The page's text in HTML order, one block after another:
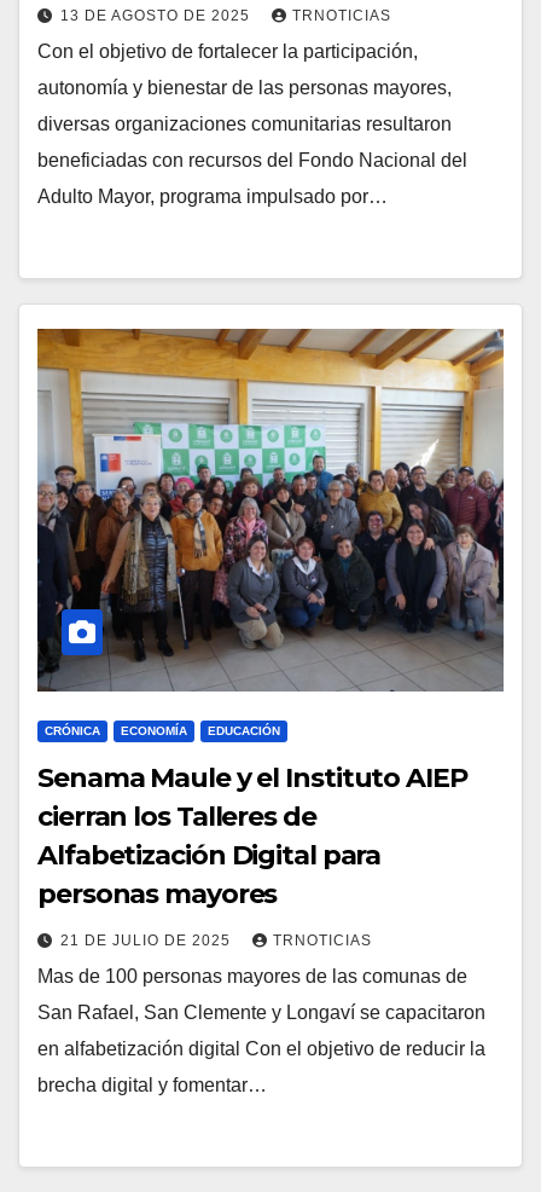
13 DE AGOSTO DE 2025 TRNOTICIAS
Con el objetivo de fortalecer la participación,
autonomía y bienestar de las personas mayores,
diversas organizaciones comunitarias resultaron
beneficiadas con recursos del Fondo Nacional del
Adulto Mayor, programa impulsado por…
CRÓNICA ECONOMÍA EDUCACIÓN
Senama Maule y el Instituto AIEP
cierran los Talleres de
Alfabetización Digital para
personas mayores
21 DE JULIO DE 2025 TRNOTICIAS
Mas de 100 personas mayores de las comunas de
San Rafael, San Clemente y Longaví se capacitaron
en alfabetización digital Con el objetivo de reducir la
brecha digital y fomentar…